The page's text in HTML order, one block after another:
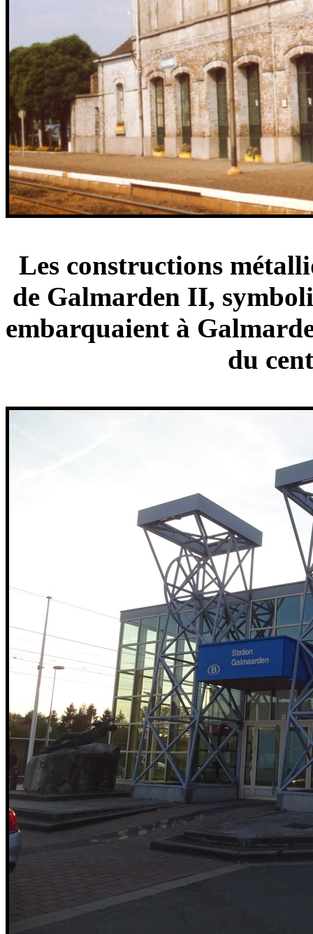
Les constructions
de Galmarden II,
embarquaient à
du